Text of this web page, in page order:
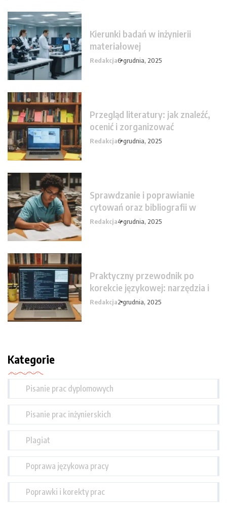
Kierunki badań w inżynierii
materiałowej
Redakcja6 grudnia, 2025
Przegląd literatury: jak znaleźć,
ocenić i zorganizować
Redakcja6 grudnia, 2025
Sprawdzanie i poprawianie
cytowań oraz bibliografii w
Redakcja4 grudnia, 2025
Praktyczny przewodnik po
korekcie językowej: narzędzia i
Redakcja2 grudnia, 2025
Kategorie
Pisanie prac dyplomowych
Pisanie prac inżynierskich
Plagiat
Poprawa językowa pracy
Poprawki i korekty prac